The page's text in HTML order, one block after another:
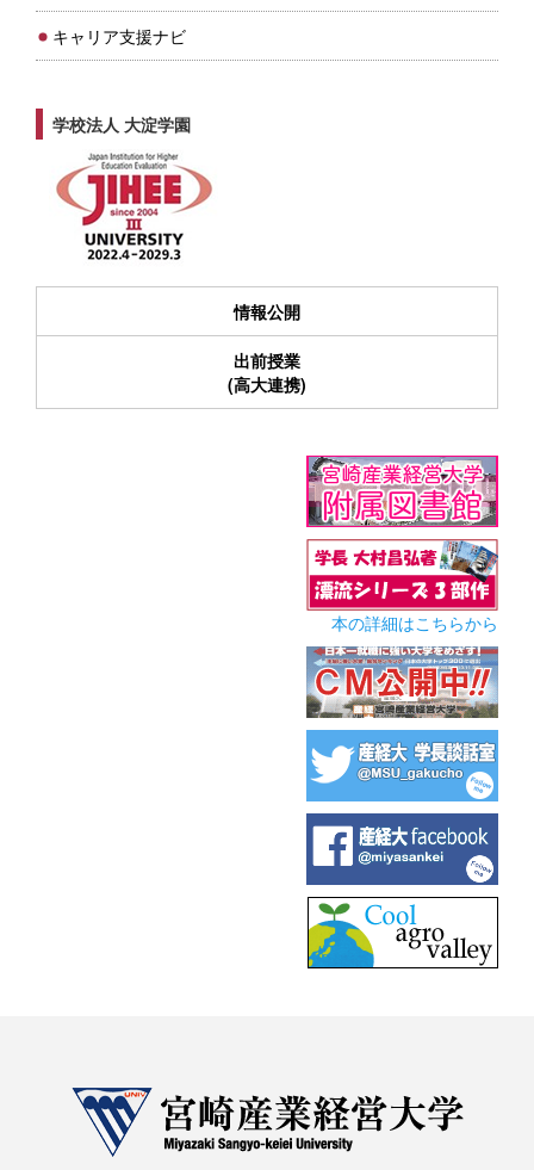
キャリア支援ナビ
学校法人 大淀学園
情報公開
出前授業
(高大連携)
本の詳細はこちらから